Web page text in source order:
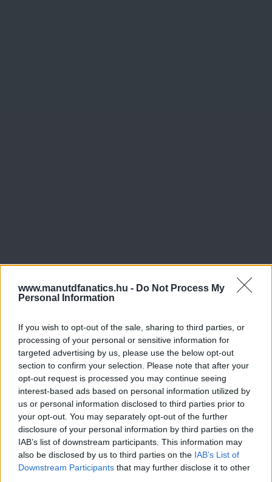
www.manutdfanatics.hu - Do Not Process My
Personal Information
If you wish to opt-out of the sale, sharing to third parties, or
processing of your personal or sensitive information for
targeted advertising by us, please use the below opt-out
section to confirm your selection. Please note that after your
opt-out request is processed you may continue seeing
interest-based ads based on personal information utilized by
us or personal information disclosed to third parties prior to
your opt-out. You may separately opt-out of the further
disclosure of your personal information by third parties on the
IAB’s list of downstream participants. This information may
also be disclosed by us to third parties on the IAB’s List of
Downstream Participants that may further disclose it to other